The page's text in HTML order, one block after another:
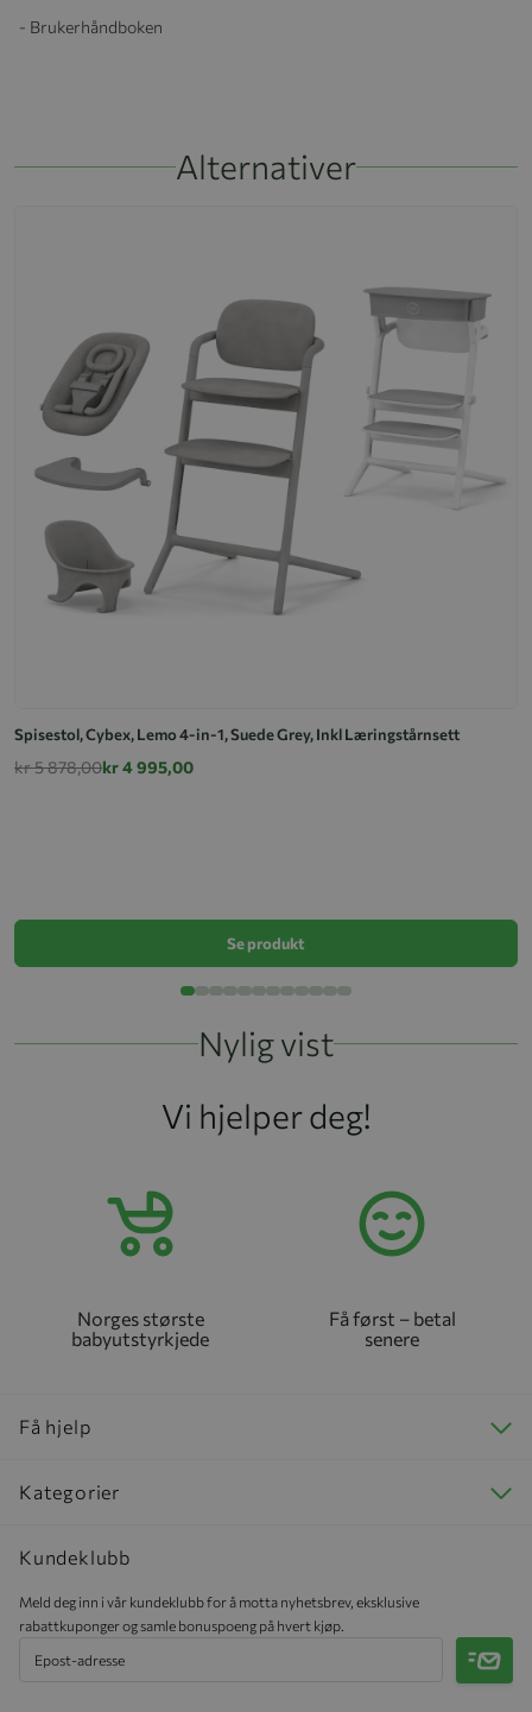
- Brukerhåndboken
Alternativer
Spisestol, Cybex, Lemo 4-in-1, Suede Grey, Inkl Læringstårnsett
kr 5 878,00kr 4 995,00
Se produkt
Nylig vist
Vi hjelper deg!
Norges største
babyutstyrkjede
Få først – betal
senere
Få hjelp
Kategorier
Kundeklubb
Meld deg inn i vår kundeklubb for å motta nyhetsbrev, eksklusive
rabattkuponger og samle bonuspoeng på hvert kjøp.
Meld